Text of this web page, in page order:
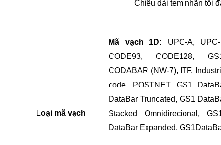
Chiều dài tem nhãn tối
Loại mã vạch
Mã vạch 1D: UPC-A,
CODE93, CODE128,
CODABAR (NW-7), ITF,
code, POSTNET, GS1
DataBar Truncated, GS1
Stacked Omnidirecional,
DataBar Expanded,